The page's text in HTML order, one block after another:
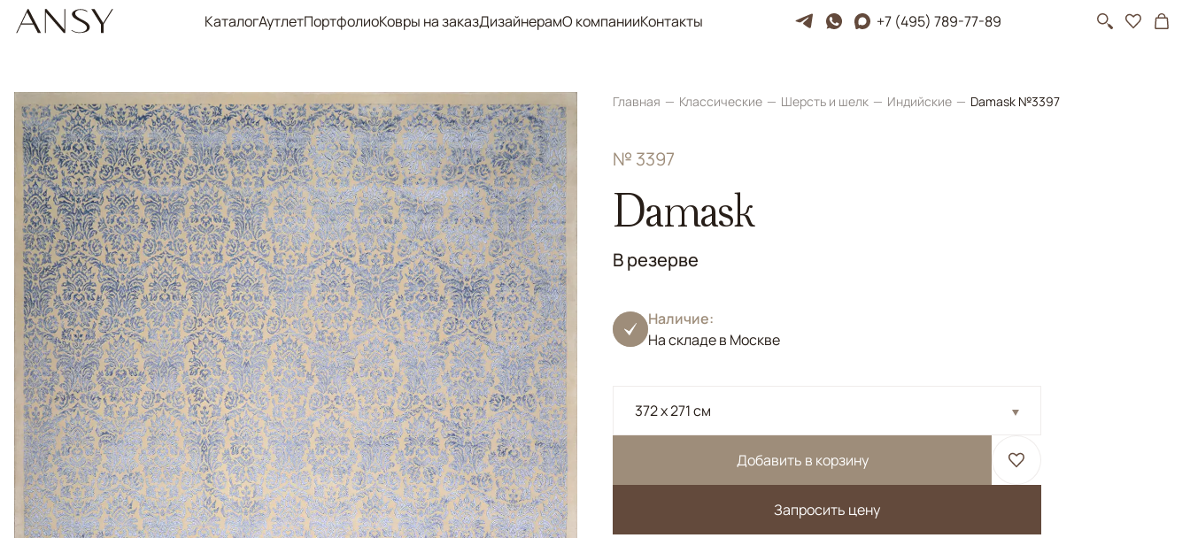
КаталогАутлетПортфолиоКовры на заказДизайнерамО компанииКонтакты +7 (495) 789-77-89
Главная Классические Шерсть и шелк Индийские Damask №3397
№ 3397
Damask
В резерве
Наличие:
На складе в Москве
372 x 271 см
Добавить в корзину
Запросить цену